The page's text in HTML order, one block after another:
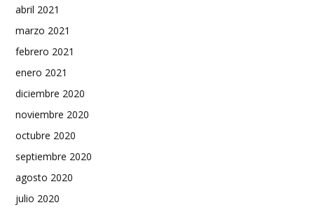
abril 2021
marzo 2021
febrero 2021
enero 2021
diciembre 2020
noviembre 2020
octubre 2020
septiembre 2020
agosto 2020
julio 2020